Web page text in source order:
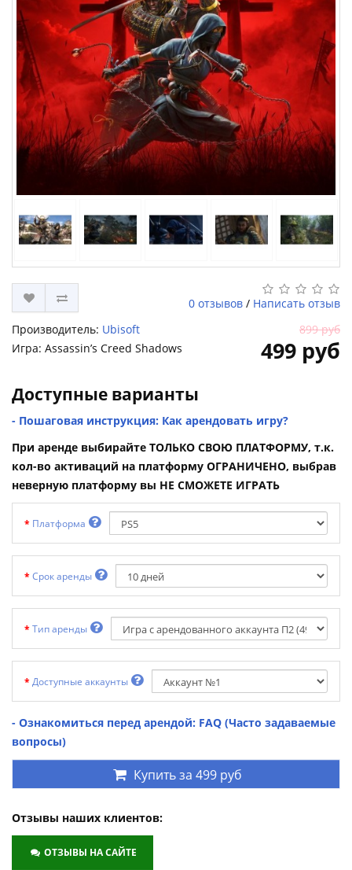
0 отзывов / Написать отзыв
Производитель: Ubisoft
Игра: Assassin’s Creed Shadows
899 руб
499 руб
Доступные варианты
- Пошаговая инструкция: Как арендовать игру?
При аренде выбирайте ТОЛЬКО СВОЮ ПЛАТФОРМУ, т.к.
кол-во активаций на платформу ОГРАНИЧЕНО, выбрав
неверную платформу вы НЕ СМОЖЕТЕ ИГРАТЬ
Платформа
Срок аренды
Тип аренды
Доступные аккаунты
- Ознакомиться перед арендой: FAQ (Часто задаваемые
вопросы)
Купить за 499 руб
Отзывы наших клиентов:
ОТЗЫВЫ НА САЙТЕ